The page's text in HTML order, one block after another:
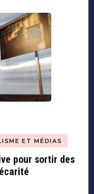
ET MÉDIAS
pour sortir des